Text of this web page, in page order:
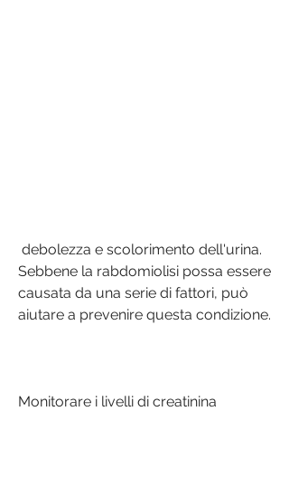
Sebbene la rabdomiolisi possa essere
causata da una serie di fattori, può
aiutare a prevenire questa condizione.
Monitorare i livelli di creatinina